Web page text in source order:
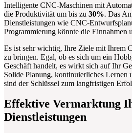
Intelligente CNC-Maschinen mit
die Produktivität um bis zu 30%. Das
Dienstleistungen wie CNC-
Programmierung könnte die Einnahmen
Es ist sehr wichtig, Ihre Ziele mit Ihrem
zu bringen. Egal, ob es sich um ein
Geschäft handelt, es wirkt sich auf Ihr
Solide Planung, kontinuierliches Lernen
sind der Schlüssel zum langfristigen
Effektive Vermarktung
Dienstleistungen